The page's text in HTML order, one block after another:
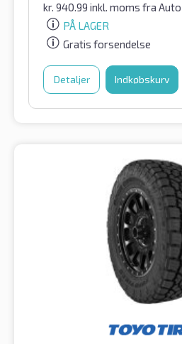
kr. 940.99 inkl. moms fra
PÅ LAGER
Gratis forsendelse
Detaljer Indkøbskurv